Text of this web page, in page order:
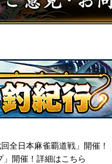
全日本麻雀覇道戦」開催！
」開催！詳細はこちら